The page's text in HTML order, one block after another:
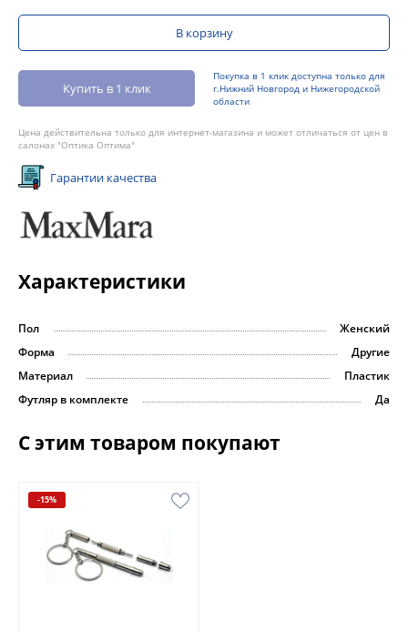
В корзину
Купить в 1 клик
Покупка в 1 клик доступна только для
г.Нижний Новгород и Нижегородской
области
Цена действительна только для интернет-магазина и может отличаться от цен в
салонах "Оптика Оптима"
Гарантии качества
Характеристики
Пол
Женский
Форма
Другие
Материал
Пластик
Футляр в комплекте
Да
С этим товаром покупают
-15%